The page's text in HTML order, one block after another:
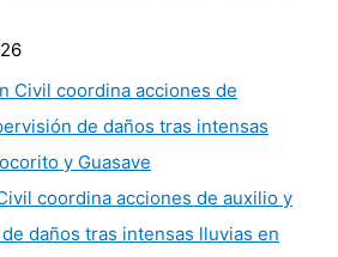
coordina acciones de auxilio y
daños tras intensas lluvias en